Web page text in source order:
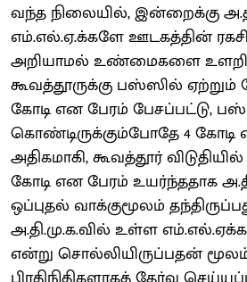
வந்த நிலையில், இன்றைக்கு
எம்.எல்.ஏ.க்களே ஊடகத்தின்
அறியாமல் உண்மைகளை
கூவத்தூருக்கு பஸ்ஸில் ஏற்றும்
கோடி என பேரம் பேசப்பட்டு,
கொண்டிருக்கும்போதே 4 கோடி
அதிகமாகி, கூவத்தூர்
கோடி என பேரம் உயர்ந்ததாக
ஒப்புதல் வாக்குமூலம்
அ.தி.மு.க.வில் உள்ள
என்று சொல்லியிருப்பதன்